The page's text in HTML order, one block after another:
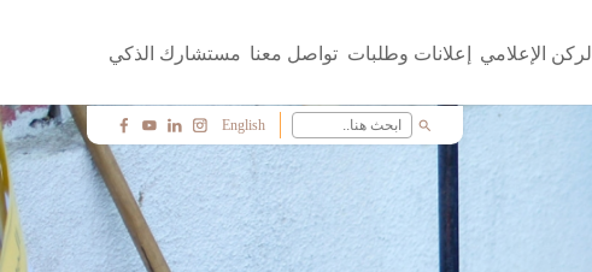
search
English
c
i
y
f
الركن الإعلامي إعلانات وطلبات تواصل معنا مستشارك الذكي